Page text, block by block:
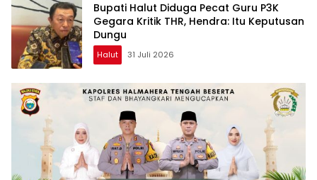
Bupati Halut Diduga Pecat Guru P3K
Gegara Kritik THR, Hendra: Itu Keputusan
Dungu
Halut 31 Juli 2026